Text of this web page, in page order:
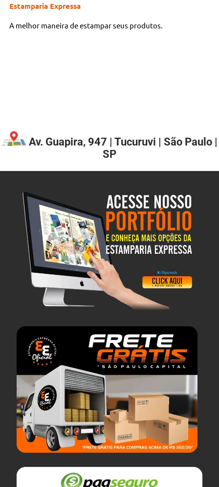
Estamparia Expressa
A melhor maneira de estampar seus produtos.
Av. Guapira, 947 | Tucuruvi | São Paulo |
SP